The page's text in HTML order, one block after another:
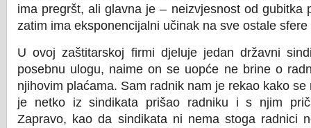
ima pregršt, ali glavna je – neizvjesnost od gubitka
zatim ima eksponencijalni učinak na sve ostale
U ovoj zaštitarskoj firmi djeluje jedan državni
posebnu ulogu, naime on se uopće ne brine o
njihovim plaćama. Sam radnik nam je rekao kako
je netko iz sindikata prišao radniku i s njim
Zapravo, kao da sindikata ni nema stoga radnici